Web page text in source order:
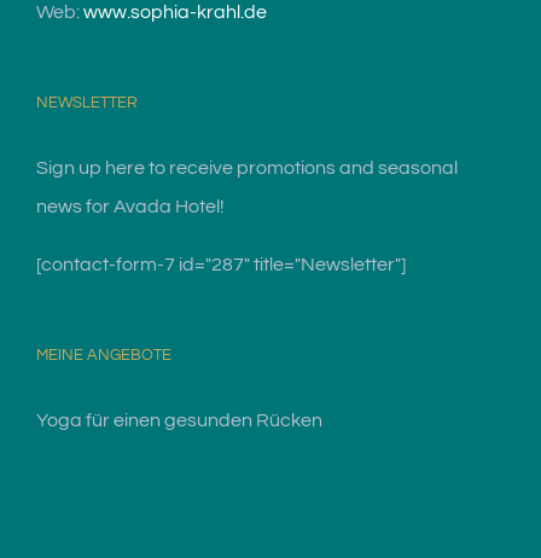
Web:www.sophia-krahl.de
NEWSLETTER
Sign up here to receive promotions and seasonal
news for Avada Hotel!
[contact-form-7 id="287" title="Newsletter"]
MEINE ANGEBOTE
Yoga für einen gesunden Rücken